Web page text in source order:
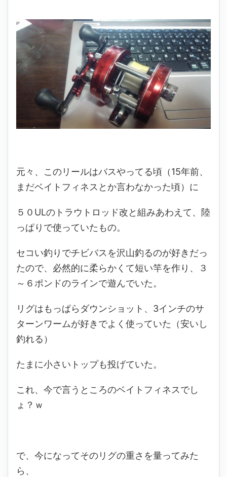
元々、このリールはバスやってる頃（15年前、
まだベイトフィネスとか言わなかった頃）に
５０ULのトラウトロッド改と組みあわえて、陸
っぱりで使っていたもの。
セコい釣りでチビバスを沢山釣るのが好きだっ
たので、必然的に柔らかくて短い竿を作り、３
～６ポンドのラインで遊んでいた。
リグはもっぱらダウンショット、3インチのサ
ターンワームが好きでよく使っていた（安いし
釣れる）
たまに小さいトップも投げていた。
これ、今で言うところのベイトフィネスでし
ょ？ｗ
で、今になってそのリグの重さを量ってみた
ら、